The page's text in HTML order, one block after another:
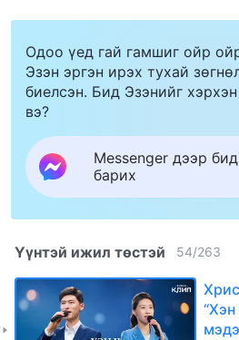
Одоо үед гай гамшиг ойр
Эзэн эргэн ирэх тухай
биелсэн. Бид Эзэнийг
вэ?
Messenger дээр
барих
Үүнтэй ижил төстэй 54/263